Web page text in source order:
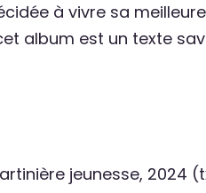
à vivre sa
album est un texte
jeunesse, 2024